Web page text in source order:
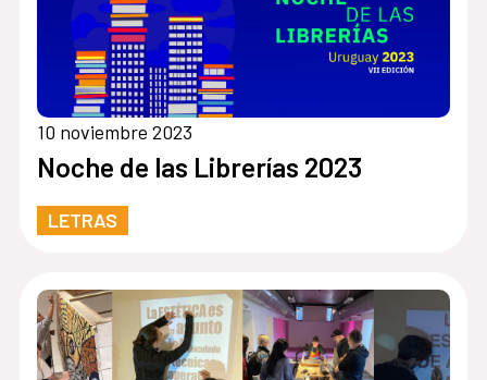
10 noviembre 2023
Noche de las Librerías 2023
LETRAS